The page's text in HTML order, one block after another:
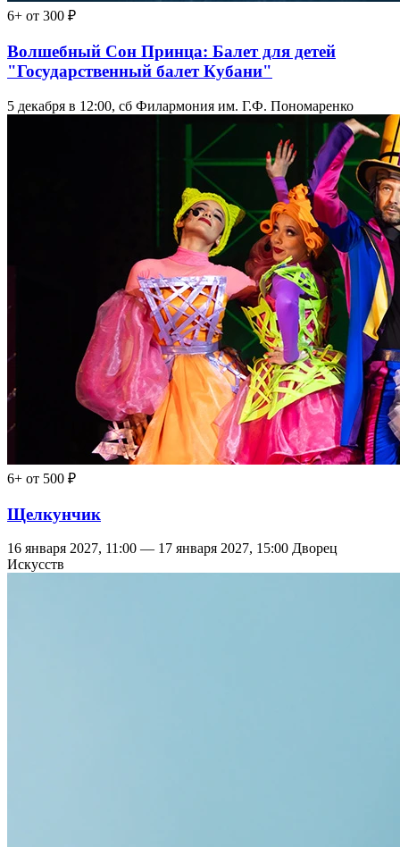
6+ от 300 ₽
Волшебный Сон Принца: Балет для детей
"Государственный балет Кубани"
5 декабря в 12:00, сб Филармония им. Г.Ф. Пономаренко
6+ от 500 ₽
Щелкунчик
16 января 2027, 11:00 — 17 января 2027, 15:00 Дворец
Искусств